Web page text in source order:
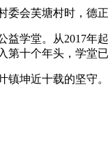
委会芙塘村时，德
益学堂。从2017年
十个年头，学堂
镇坤近十载的坚守。